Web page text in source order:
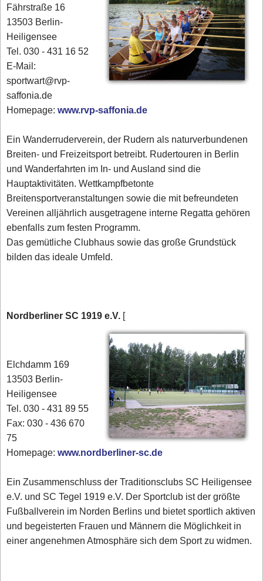
Fährstraße 16
13503 Berlin-
Heiligensee
Tel. 030 - 431 16 52
E-Mail:
sportwart@rvp-
saffonia.de
Homepage:www.rvp-saffonia.de
Ein Wanderruderverein, der Rudern als naturverbundenen
Breiten- und Freizeitsport betreibt. Rudertouren in Berlin
und Wanderfahrten im In- und Ausland sind die
Hauptaktivitäten. Wettkampfbetonte
Breitensportveranstaltungen sowie die mit befreundeten
Vereinen alljährlich ausgetragene interne Regatta gehören
ebenfalls zum festen Programm.
Das gemütliche Clubhaus sowie das große Grundstück
bilden das ideale Umfeld.
Nordberliner SC 1919 e.V. [
Elchdamm 169
13503 Berlin-
Heiligensee
Tel. 030 - 431 89 55
Fax: 030 - 436 670
75
Homepage:www.nordberliner-sc.de
Ein Zusammenschluss der Traditionsclubs SC Heiligensee
e.V. und SC Tegel 1919 e.V. Der Sportclub ist der größte
Fußballverein im Norden Berlins und bietet sportlich aktiven
und begeisterten Frauen und Männern die Möglichkeit in
einer angenehmen Atmosphäre sich dem Sport zu widmen.